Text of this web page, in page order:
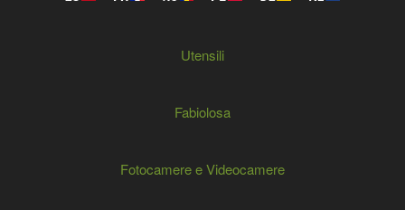
Utensili
Fabiolosa
Fotocamere e Videocamere